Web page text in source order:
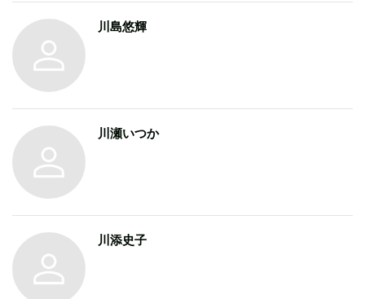
川島悠輝
川瀬いつか
川添史子